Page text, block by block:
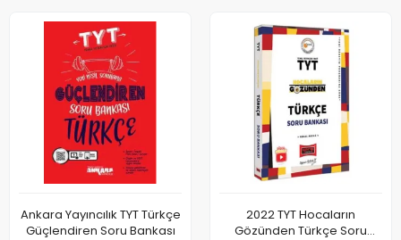
Ankara Yayıncılık TYT Türkçe
Güçlendiren Soru Bankası
2022 TYT Hocaların
Gözünden Türkçe Soru